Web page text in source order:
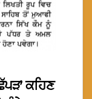
ਕਹਿਣ